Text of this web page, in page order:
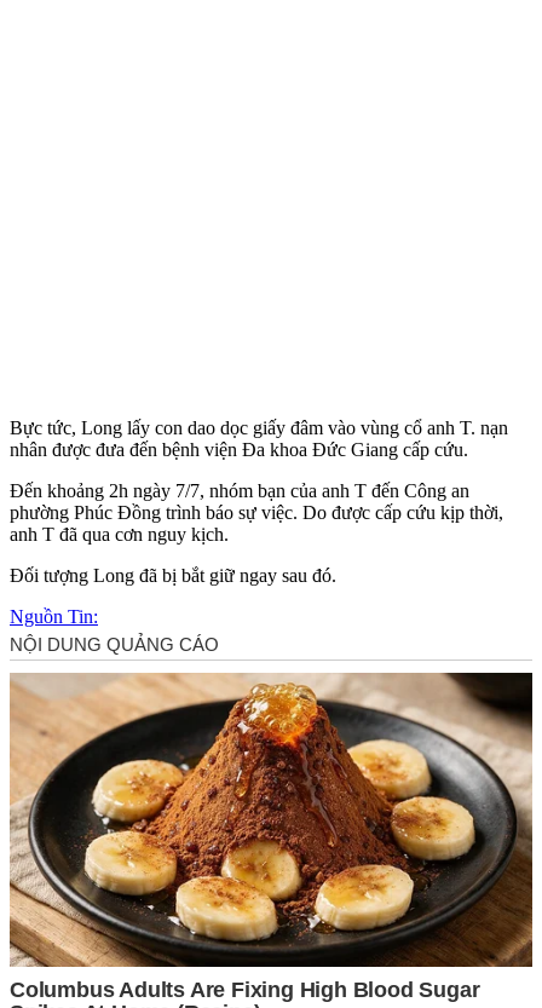
Bực tức, Long lấy con dao dọc giấy đâm vào vùng cổ anh T. nạn
nhân được đưa đến bệnh viện Đa khoa Đức Giang cấp cứu.
Đến khoảng 2h ngày 7/7, nhóm bạn của anh T đến Công an
phường Phúc Đồng trình báo sự việc. Do được cấp cứu kịp thời,
anh T đã qua cơn nguy kịch.
Đối tượng Long đã bị bắt giữ ngay sau đó.
Nguồn Tin: